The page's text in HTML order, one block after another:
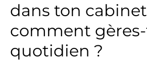
dans ton
comment
quotidien ?